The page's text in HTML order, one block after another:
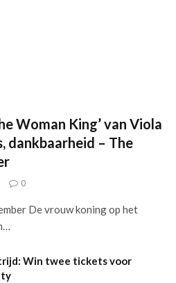
Woman King’ van Viola
dankbaarheid – The
0
De vrouw koning op het
Win twee tickets voor